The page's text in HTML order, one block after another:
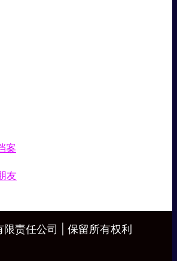
案
友
责任公司 | 保留所有权利